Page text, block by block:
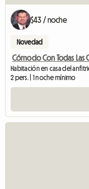
$43 / noche
Novedad
Cómodo Con Todas Las
Habitación en casa del
2 pers. | 1 noche mínimo